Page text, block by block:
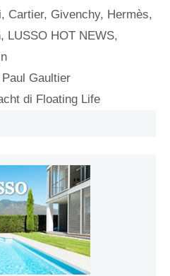
, Cartier, Givenchy, Hermès,
, LUSSO HOT NEWS,
Paul Gaultier
di Floating Life